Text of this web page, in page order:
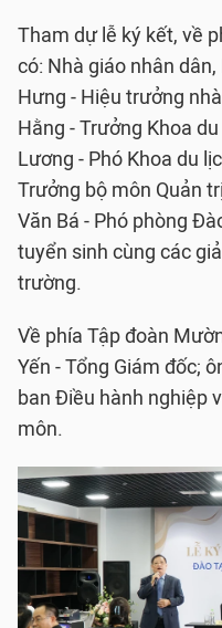
Tham dự lễ ký kết, về
có: Nhà giáo nhân
Hưng - Hiệu trưởng
Hằng - Trưởng Khoa
Lương - Phó Khoa du
Trưởng bộ môn Quản
Văn Bá - Phó phòng
tuyển sinh cùng các
trường.
Về phía Tập đoàn
Yến - Tổng Giám đốc;
ban Điều hành nghiệp
môn.